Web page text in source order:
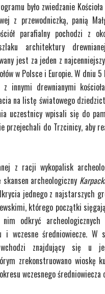
było zwiedzanie Kościoła
z przewodniczką, panią
parafialny pochodzi z
architektury
jest za jeden z
w Polsce i Europie. W dniu
innymi drewnianymi
na listę światowego
uczestnicy wpisali się do
przejechali do Trzcinicy, aby
z racji wykopalisk
skansen archeologiczny
jednego z najstarszych
którego początki
nim odkryć archeologicznych
wczesne średniowiecze. W
znajdujący się u
zrekonstruowano wioskę
wczesnego średniowiecza